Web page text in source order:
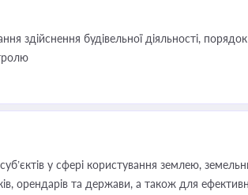
здійснення будівельної діяльності,
у сфері користування землею,
орендарів та держави, а також для